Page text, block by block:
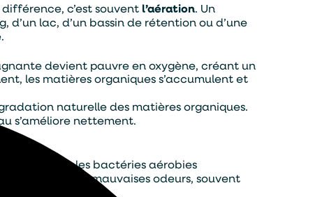
c’est souvent l’aération. Un
d’un lac, d’un bassin de rétention ou d’une
devient pauvre en oxygène, créant un
les matières organiques s’accumulent et
naturelle des matières organiques.
s’améliore nettement.
et les bactéries aérobies
et réduit les mauvaises odeurs, souvent